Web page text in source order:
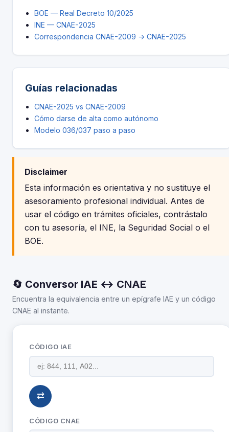
BOE — Real Decreto 10/2025
INE — CNAE-2025
Correspondencia CNAE-2009 → CNAE-2025
Guías relacionadas
CNAE-2025 vs CNAE-2009
Cómo darse de alta como autónomo
Modelo 036/037 paso a paso
Disclaimer
Esta información es orientativa y no sustituye el
asesoramiento profesional individual. Antes de
usar el código en trámites oficiales, contrástalo
con tu asesoría, el INE, la Seguridad Social o el
BOE.
🔄 Conversor IAE ↔ CNAE
Encuentra la equivalencia entre un epígrafe IAE y un código
CNAE al instante.
CÓDIGO IAE
⇄
CÓDIGO CNAE